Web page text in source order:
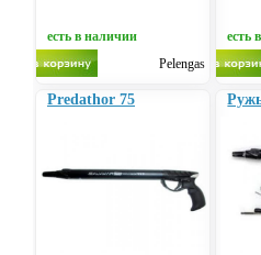
есть в наличии
Pelengas
есть
Predathor 75